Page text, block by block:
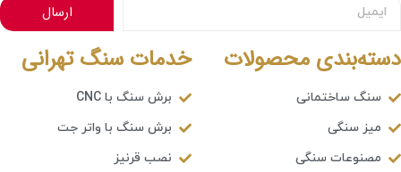
ارسال
دسته‌بندی محصولات
سنگ ساختمانی
میز سنگی
مصنوعات سنگی
خدمات سنگ تهرانی
برش سنگ با CNC
برش سنگ با واتر جت
نصب قرنیز